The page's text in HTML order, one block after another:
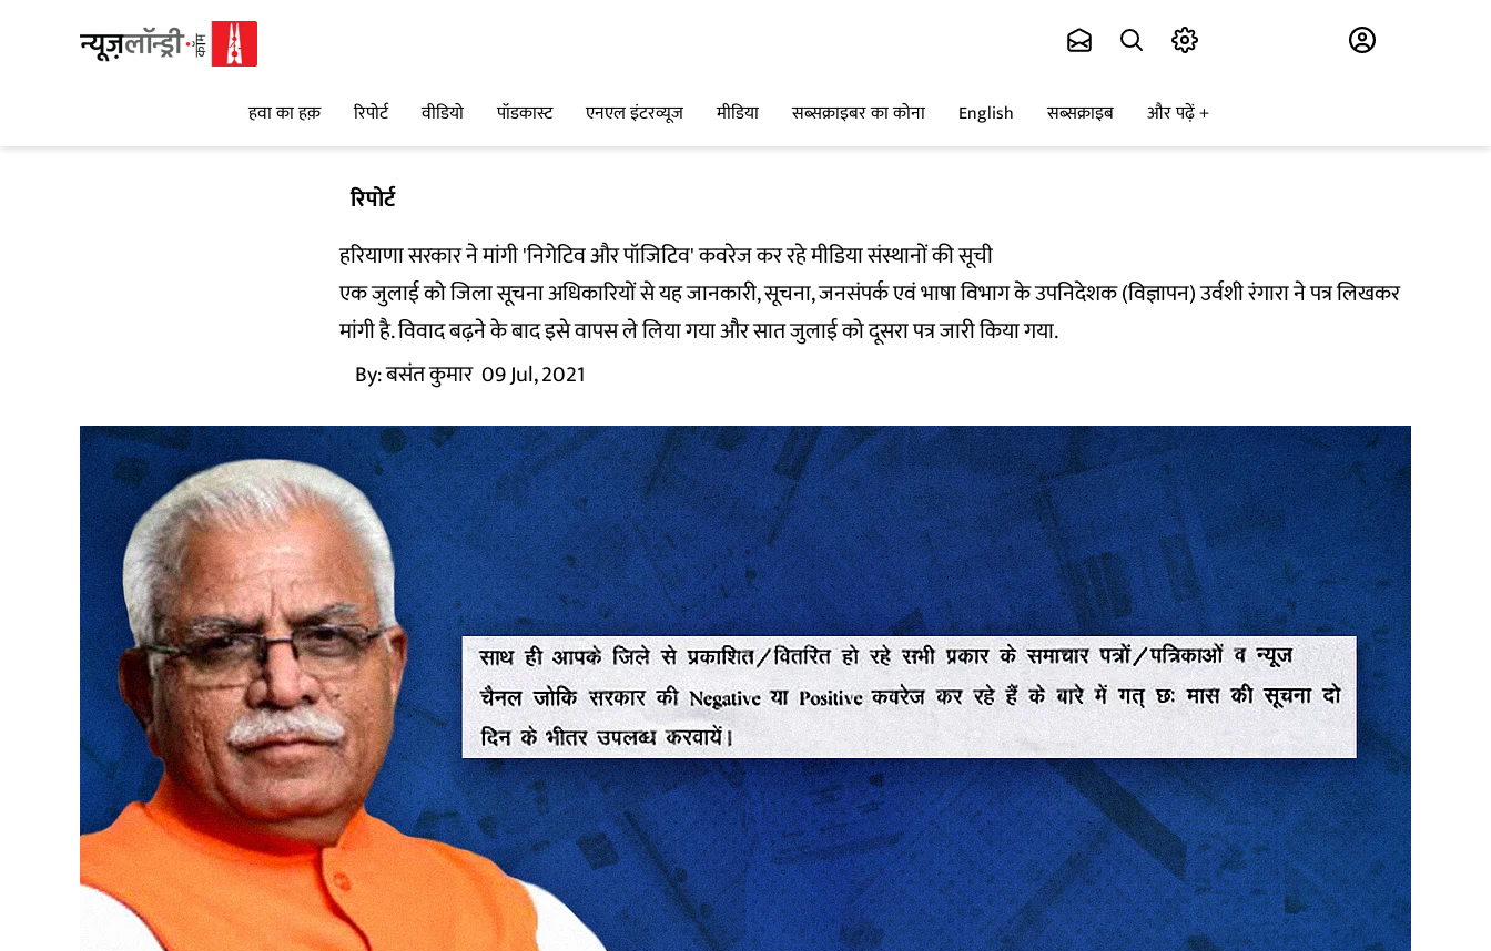
हवा का हक़ रिपोर्ट वीडियो पॉडकास्ट एनएल इंटरव्यूज मीडिया सब्सक्राइबर का कोना English सब्सक्राइब और पढ़ें
रिपोर्ट
हरियाणा सरकार ने मांगी 'निगेटिव और पॉजिटिव' कवरेज कर रहे मीडिया संस्थानों की सूची
एक जुलाई को जिला सूचना अधिकारियों से यह जानकारी, सूचना, जनसंपर्क एवं भाषा विभाग के उपनिदेशक (विज्ञापन) उर्वशी रंगारा ने पत्र लिखकर
मांगी है. विवाद बढ़ने के बाद इसे वापस ले लिया गया और सात जुलाई को दूसरा पत्र जारी किया गया.
By:बसंत कुमार 09 Jul, 2021